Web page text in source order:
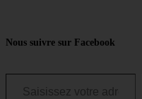
Nous suivre sur Facebook
Saisissez votre adresse e-mail…